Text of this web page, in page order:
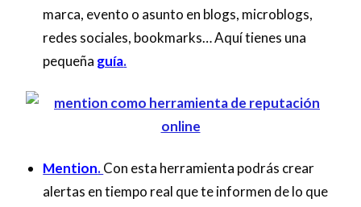
marca, evento o asunto en blogs, microblogs,
redes sociales, bookmarks… Aquí tienes una
pequeña guía.
Mention.Con esta herramienta podrás crear
alertas en tiempo real que te informen de lo que